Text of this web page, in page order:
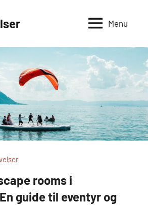
Menu
rooms i
guide til eventyr og